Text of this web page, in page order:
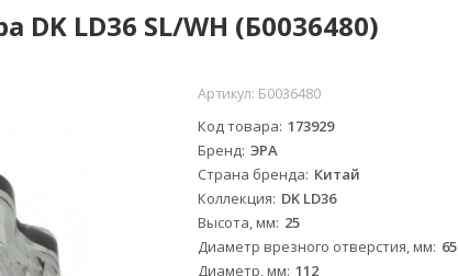
LD36 SL/WH (Б0036480)
Артикул: Б0036480
Код товара 173929
Бренд ЭРА
Страна бренда Китай
Коллекция DK LD36
Высота, мм 25
Диаметр врезного отверстия, мм 65
Диаметр, мм 112